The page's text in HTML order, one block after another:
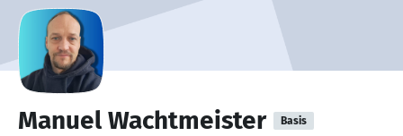
Manuel Wachtmeister Basis